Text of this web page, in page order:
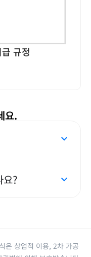
규정
요.
요?
은 상업적 이용, 2차 가공